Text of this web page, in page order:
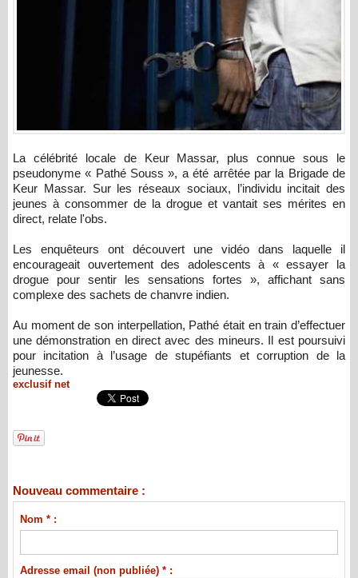
La célébrité locale de Keur Massar, plus connue sous le
pseudonyme « Pathé Souss », a été arrêtée par la Brigade de
Keur Massar. Sur les réseaux sociaux, l’individu incitait des
jeunes à consommer de la drogue et vantait ses mérites en
direct, relate l'obs.
Les enquêteurs ont découvert une vidéo dans laquelle il
encourageait ouvertement des adolescents à « essayer la
drogue pour sentir les sensations fortes », affichant sans
complexe des sachets de chanvre indien.
Au moment de son interpellation, Pathé était en train d’effectuer
une démonstration en direct avec des mineurs. Il est poursuivi
pour incitation à l’usage de stupéfiants et corruption de la
jeunesse.
exclusif net
Nouveau commentaire :
Nom * :
Adresse email (non publiée) * :